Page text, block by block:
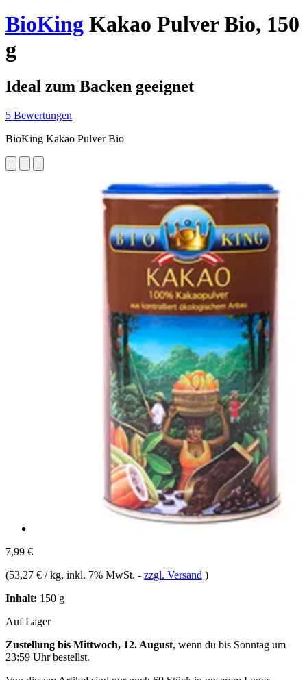
BioKing Kakao Pulver Bio, 150
g
Ideal zum Backen geeignet
5 Bewertungen
BioKing Kakao Pulver Bio
7,99 €
(53,27 € / kg, inkl. 7% MwSt. - zzgl. Versand )
Inhalt: 150 g
Auf Lager
Zustellung bis Mittwoch, 12. August, wenn du bis Sonntag um
23:59 Uhrbestellst.